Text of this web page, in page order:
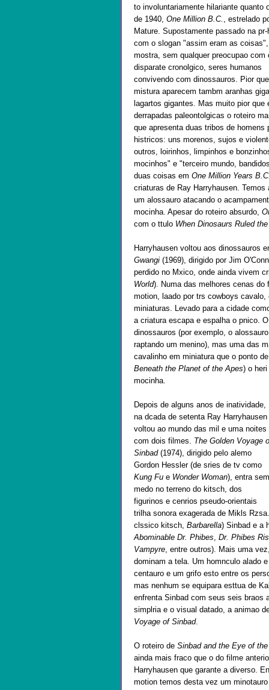
to involuntariamente hilariante quanto
de 1940, One Million B.C. , estrelado
Mature. Supostamente passado na
com o slogan "assim eram as
mostra, sem qualquer preocupao com
disparate cronolgico, seres humanos
convivendo com dinossauros. Pior
mistura aparecem tambm aranhas
lagartos gigantes. Mas muito pior que
derrapadas paleontolgicas o roteiro
que apresenta duas tribos de homens
histricos: uns morenos, sujos e
outros, loirinhos, limpinhos e
mocinhos" e "terceiro mundo,
duas coisas em One Million Years
criaturas de Ray Harryhausen.
um alossauro atacando o
mocinha. Apesar do roteiro absurdo,
com o ttulo When Dinosaurs Ruled
Harryhausen voltou aos dinossauros
Gwangi (1969), dirigido por Jim
perdido no Mxico, onde ainda vivem
World). Numa das melhores cenas
motion, laado por trs cowboys
miniaturas. Levado para a cidade
a criatura escapa e espalha o pnico.
dinossauros (por exemplo, o
raptando um menino), mas uma das
cavalinho em miniatura que o ponto
Beneath the Planet of the Apes) o
mocinha.
Depois de alguns anos de inatividade,
na dcada de setenta Ray Harryhausen
voltou ao mundo das mil e uma noites
com dois filmes. The Golden Voyage
Sinbad(1974), dirigido pelo alemo
Gordon Hessler (de sries de tv como
Kung Fu e Wonder Woman), entra sem
medo no terreno do kitsch, dos
figurinos e cenrios pseudo-orientais
trilha sonora exagerada de Mikls
clssico kitsch, Barbarella) Sinbad e a
Abominable Dr. Phibes, Dr. Phibes
Vampyre, entre outros). Mais uma
dominam a tela. Um homnculo alado
centauro e um grifo esto entre os
mas nenhum se equipara esttua de
enfrenta Sinbad com seus seis braos
simplria e o visual datado, a animao
Voyage of Sinbad.
O roteiro de Sinbad and the Eye of
ainda mais fraco que o do filme
Harryhausen que garante a diverso.
motion temos desta vez um